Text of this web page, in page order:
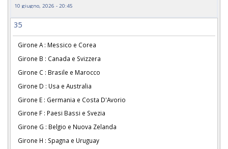
10 giugno, 2026 - 20:45
35
Girone A : Messico e Corea
Girone B : Canada e Svizzera
Girone C : Brasile e Marocco
Girone D : Usa e Australia
Girone E : Germania e Costa D'Avorio
Girone F : Paesi Bassi e Svezia
Girone G : Belgio e Nuova Zelanda
Girone H : Spagna e Uruguay